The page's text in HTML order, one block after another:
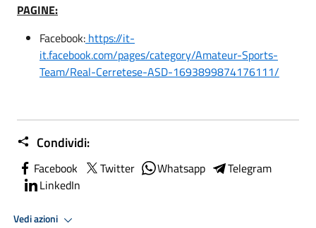
PAGINE:
Facebook: https://it-
it.facebook.com/pages/category/Amateur-Sports-
Team/Real-Cerretese-ASD-1693899874176111/
Condividi:
Facebook Twitter Whatsapp
Telegram
LinkedIn
Vedi azioni